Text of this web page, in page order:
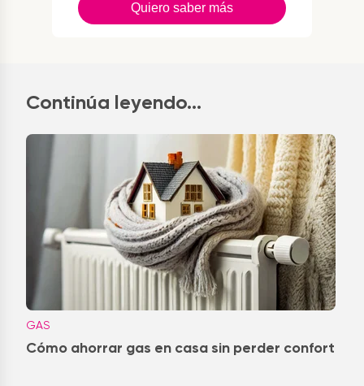
Quiero saber más
Continúa leyendo...
GAS
Cómo ahorrar gas en casa sin perder confort